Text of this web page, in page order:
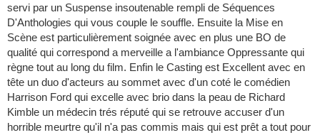
servi par un Suspense insoutenable rempli de Séquences
D'Anthologies qui vous couple le souffle. Ensuite la Mise en
Scène est particulièrement soignée avec en plus une BO de
qualité qui correspond a merveille a l'ambiance Oppressante qui
règne tout au long du film. Enfin le Casting est Excellent avec en
tête un duo d'acteurs au sommet avec d'un coté le comédien
Harrison Ford qui excelle avec brio dans la peau de Richard
Kimble un médecin trés réputé qui se retrouve accuser d'un
horrible meurtre qu'il n'a pas commis mais qui est prêt a tout pour